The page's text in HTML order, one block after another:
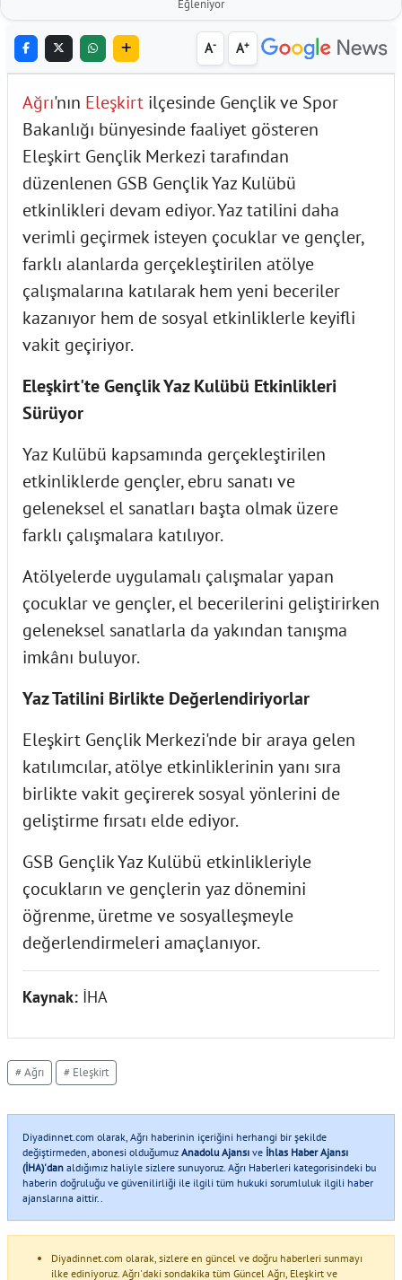
Eğleniyor
A- A+
Ağrı'nın Eleşkirt ilçesinde Gençlik ve Spor
Bakanlığı bünyesinde faaliyet gösteren
Eleşkirt Gençlik Merkezi tarafından
düzenlenen GSB Gençlik Yaz Kulübü
etkinlikleri devam ediyor. Yaz tatilini daha
verimli geçirmek isteyen çocuklar ve gençler,
farklı alanlarda gerçekleştirilen atölye
çalışmalarına katılarak hem yeni beceriler
kazanıyor hem de sosyal etkinliklerle keyifli
vakit geçiriyor.
Eleşkirt'te Gençlik Yaz Kulübü Etkinlikleri
Sürüyor
Yaz Kulübü kapsamında gerçekleştirilen
etkinliklerde gençler, ebru sanatı ve
geleneksel el sanatları başta olmak üzere
farklı çalışmalara katılıyor.
Atölyelerde uygulamalı çalışmalar yapan
çocuklar ve gençler, el becerilerini geliştirirken
geleneksel sanatlarla da yakından tanışma
imkânı buluyor.
Yaz Tatilini Birlikte Değerlendiriyorlar
Eleşkirt Gençlik Merkezi'nde bir araya gelen
katılımcılar, atölye etkinliklerinin yanı sıra
birlikte vakit geçirerek sosyal yönlerini de
geliştirme fırsatı elde ediyor.
GSB Gençlik Yaz Kulübü etkinlikleriyle
çocukların ve gençlerin yaz dönemini
öğrenme, üretme ve sosyalleşmeyle
değerlendirmeleri amaçlanıyor.
Kaynak: İHA
# Ağrı # Eleşkirt
Diyadinnet.com olarak, Ağrı haberinin içeriğini herhangi bir şekilde
değiştirmeden, abonesi olduğumuz Anadolu Ajansı ve İhlas Haber Ajansı
(İHA)'dan aldığımız haliyle sizlere sunuyoruz. Ağrı Haberleri kategorisindeki bu
haberin doğruluğu ve güvenilirliği ile ilgili tüm hukuki sorumluluk ilgili haber
ajanslarına aittir..
Diyadinnet.com olarak, sizlere en güncel ve doğru haberleri sunmayı
ilke ediniyoruz. Ağrı'daki sondakika tüm Güncel Ağrı, Eleşkirt ve